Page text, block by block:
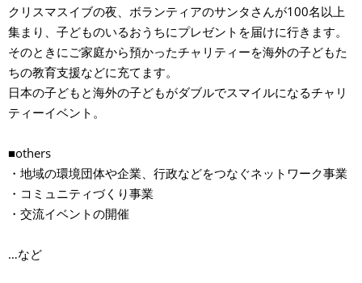
クリスマスイブの夜、ボランティアのサンタさんが100名以上
集まり、子どものいるおうちにプレゼントを届けに行きます。
そのときにご家庭から預かったチャリティーを海外の子どもた
ちの教育支援などに充てます。
日本の子どもと海外の子どもがダブルでスマイルになるチャリ
ティーイベント。
■others
・地域の環境団体や企業、行政などをつなぐネットワーク事業
・コミュニティづくり事業
・交流イベントの開催
…など